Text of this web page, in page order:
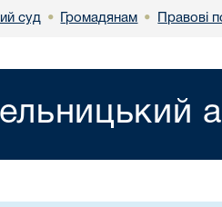
суд • Громадянам • Правові